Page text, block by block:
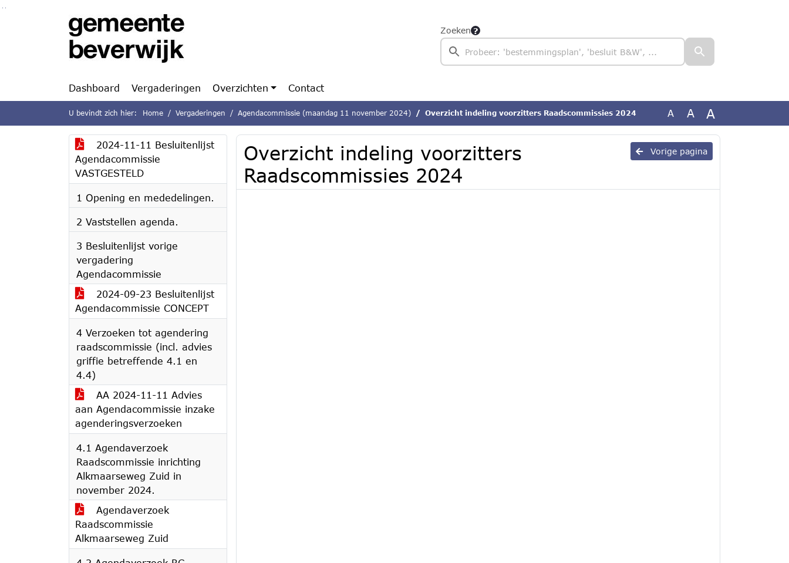
Ga naar de inhoud van deze pagina
Zoeken
Dashboard Vergaderingen Overzichten Contact
U bevindt zich hier: Home Vergaderingen Agendacommissie (maandag 11 november 2024) Overzicht indeling voorzitters Raadscommissies 2024 A A A
2024-11-11 Besluitenlijst
Agendacommissie
VASTGESTELD
1 Opening en mededelingen.
2 Vaststellen agenda.
3 Besluitenlijst vorige
vergadering
Agendacommissie
2024-09-23 Besluitenlijst
Agendacommissie CONCEPT
4 Verzoeken tot agendering
raadscommissie (incl. advies
griffie betreffende 4.1 en
4.4)
AA 2024-11-11 Advies
aan Agendacommissie inzake
agenderingsverzoeken
4.1 Agendaverzoek
Raadscommissie inrichting
Alkmaarseweg Zuid in
november 2024.
Agendaverzoek
Raadscommissie
Alkmaarseweg Zuid
Vorige pagina
Overzicht indeling voorzitters
Raadscommissies 2024